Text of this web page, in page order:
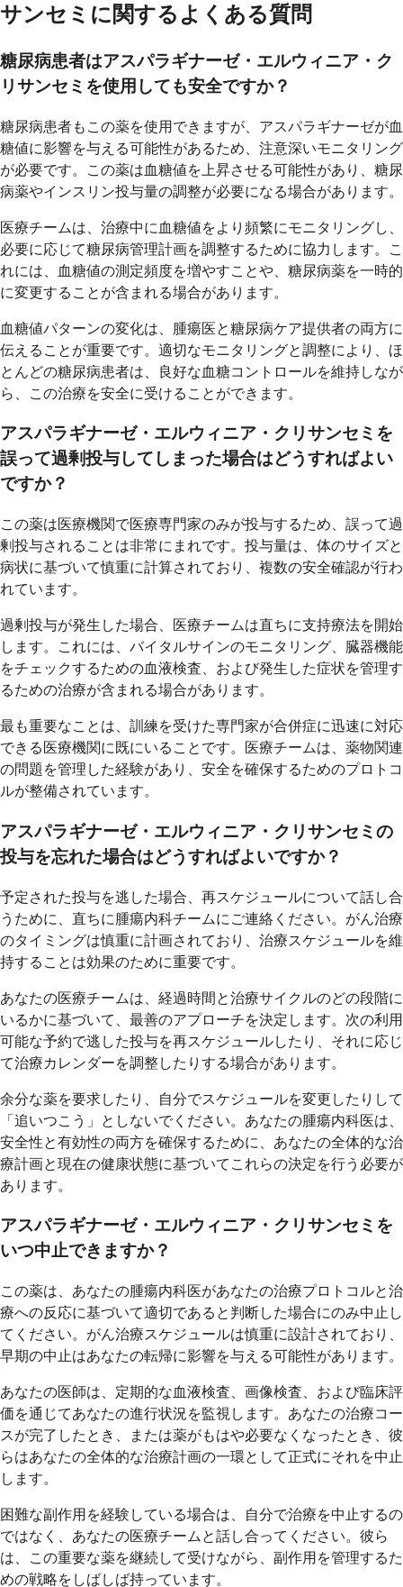
サンセミに関するよくある質問
糖尿病患者はアスパラギナーゼ・エルウィニア・ク
リサンセミを使用しても安全ですか？
糖尿病患者もこの薬を使用できますが、アスパラギナーゼが血
糖値に影響を与える可能性があるため、注意深いモニタリング
が必要です。この薬は血糖値を上昇させる可能性があり、糖尿
病薬やインスリン投与量の調整が必要になる場合があります。
医療チームは、治療中に血糖値をより頻繁にモニタリングし、
必要に応じて糖尿病管理計画を調整するために協力します。こ
れには、血糖値の測定頻度を増やすことや、糖尿病薬を一時的
に変更することが含まれる場合があります。
血糖値パターンの変化は、腫瘍医と糖尿病ケア提供者の両方に
伝えることが重要です。適切なモニタリングと調整により、ほ
とんどの糖尿病患者は、良好な血糖コントロールを維持しなが
ら、この治療を安全に受けることができます。
アスパラギナーゼ・エルウィニア・クリサンセミを
誤って過剰投与してしまった場合はどうすればよい
ですか？
この薬は医療機関で医療専門家のみが投与するため、誤って過
剰投与されることは非常にまれです。投与量は、体のサイズと
病状に基づいて慎重に計算されており、複数の安全確認が行わ
れています。
過剰投与が発生した場合、医療チームは直ちに支持療法を開始
します。これには、バイタルサインのモニタリング、臓器機能
をチェックするための血液検査、および発生した症状を管理す
るための治療が含まれる場合があります。
最も重要なことは、訓練を受けた専門家が合併症に迅速に対応
できる医療機関に既にいることです。医療チームは、薬物関連
の問題を管理した経験があり、安全を確保するためのプロトコ
ルが整備されています。
アスパラギナーゼ・エルウィニア・クリサンセミの
投与を忘れた場合はどうすればよいですか？
予定された投与を逃した場合、再スケジュールについて話し合
うために、直ちに腫瘍内科チームにご連絡ください。がん治療
のタイミングは慎重に計画されており、治療スケジュールを維
持することは効果のために重要です。
あなたの医療チームは、経過時間と治療サイクルのどの段階に
いるかに基づいて、最善のアプローチを決定します。次の利用
可能な予約で逃した投与を再スケジュールしたり、それに応じ
て治療カレンダーを調整したりする場合があります。
余分な薬を要求したり、自分でスケジュールを変更したりして
「追いつこう」としないでください。あなたの腫瘍内科医は、
安全性と有効性の両方を確保するために、あなたの全体的な治
療計画と現在の健康状態に基づいてこれらの決定を行う必要が
あります。
アスパラギナーゼ・エルウィニア・クリサンセミを
いつ中止できますか？
この薬は、あなたの腫瘍内科医があなたの治療プロトコルと治
療への反応に基づいて適切であると判断した場合にのみ中止し
てください。がん治療スケジュールは慎重に設計されており、
早期の中止はあなたの転帰に影響を与える可能性があります。
あなたの医師は、定期的な血液検査、画像検査、および臨床評
価を通じてあなたの進行状況を監視します。あなたの治療コー
スが完了したとき、または薬がもはや必要なくなったとき、彼
らはあなたの全体的な治療計画の一環として正式にそれを中止
します。
困難な副作用を経験している場合は、自分で治療を中止するの
ではなく、あなたの医療チームと話し合ってください。彼ら
は、この重要な薬を継続して受けながら、副作用を管理するた
めの戦略をしばしば持っています。